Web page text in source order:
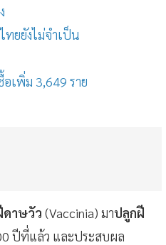
ยยังไม่จำเป็น
เพิ่ม 3,649 ราย
ดาษวัว (Vaccinia) มาปลูกฝี
ปีที่แล้ว และประสบผล